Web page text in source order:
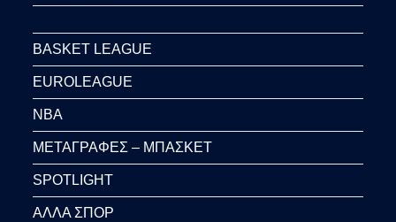
BASKET LEAGUE
EUROLEAGUE
NBA
ΜΕΤΑΓΡΑΦΕΣ – ΜΠΑΣΚΕΤ
SPOTLIGHT
ΑΛΛΑ ΣΠΟΡ